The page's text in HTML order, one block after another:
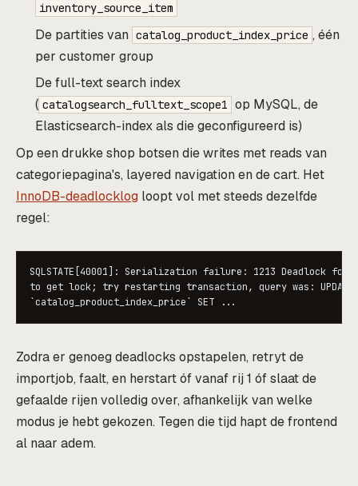
inventory_source_item
De partities van catalog_product_index_price , één
per customer group
De full-text search index
( catalogsearch_fulltext_scope1 op MySQL, de
Elasticsearch-index als die geconfigureerd is)
Op een drukke shop botsen die writes met reads van
categoriepagina's, layered navigation en de cart. Het
InnoDB-deadlocklog loopt vol met steeds dezelfde
regel:
SQLSTATE[40001]: Serialization failure: 1213 Deadlock
to get lock; try restarting transaction, query was: UPDATE
`catalog_product_index_price` SET ...
Zodra er genoeg deadlocks opstapelen, retryt de
importjob, faalt, en herstart óf vanaf rij 1 óf slaat de
gefaalde rijen volledig over, afhankelijk van welke
modus je hebt gekozen. Tegen die tijd hapt de frontend
al naar adem.